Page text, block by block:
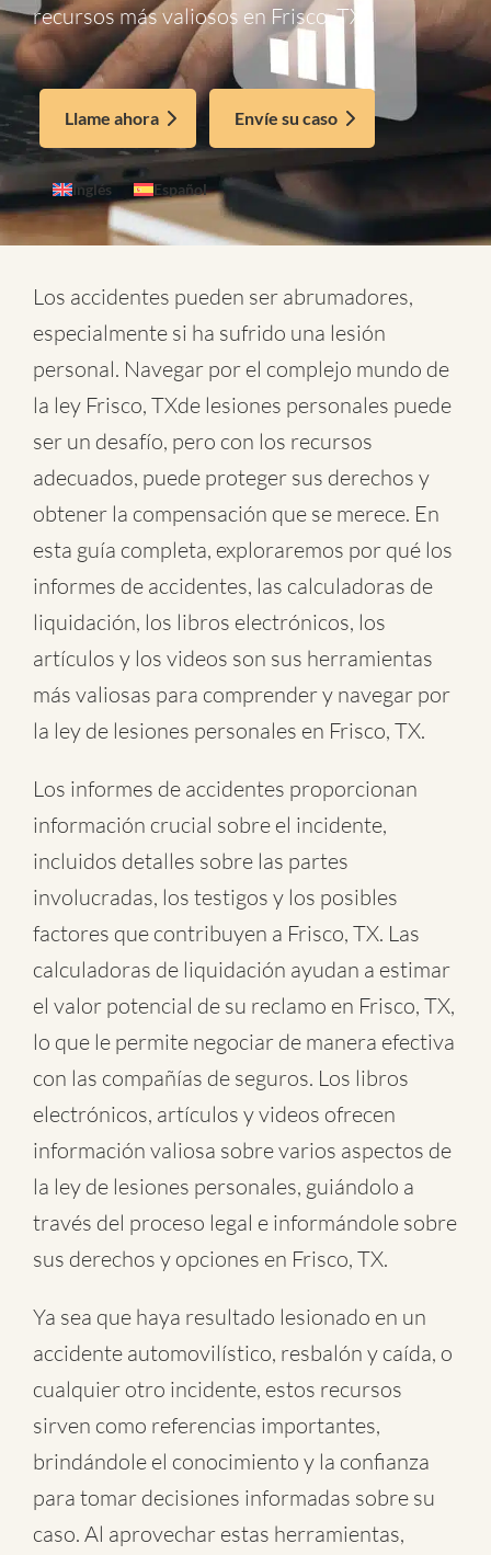
recursos más valiosos en Frisco, TX
Llame ahora Envíe su caso
Inglés Español
Los accidentes pueden ser abrumadores,
especialmente si ha sufrido una lesión
personal. Navegar por el complejo mundo de
la ley Frisco, TXde lesiones personales puede
ser un desafío, pero con los recursos
adecuados, puede proteger sus derechos y
obtener la compensación que se merece. En
esta guía completa, exploraremos por qué los
informes de accidentes, las calculadoras de
liquidación, los libros electrónicos, los
artículos y los videos son sus herramientas
más valiosas para comprender y navegar por
la ley de lesiones personales en Frisco, TX.
Los informes de accidentes proporcionan
información crucial sobre el incidente,
incluidos detalles sobre las partes
involucradas, los testigos y los posibles
factores que contribuyen a Frisco, TX. Las
calculadoras de liquidación ayudan a estimar
el valor potencial de su reclamo en Frisco, TX,
lo que le permite negociar de manera efectiva
con las compañías de seguros. Los libros
electrónicos, artículos y videos ofrecen
información valiosa sobre varios aspectos de
la ley de lesiones personales, guiándolo a
través del proceso legal e informándole sobre
sus derechos y opciones en Frisco, TX.
Ya sea que haya resultado lesionado en un
accidente automovilístico, resbalón y caída, o
cualquier otro incidente, estos recursos
sirven como referencias importantes,
brindándole el conocimiento y la confianza
para tomar decisiones informadas sobre su
caso. Al aprovechar estas herramientas,